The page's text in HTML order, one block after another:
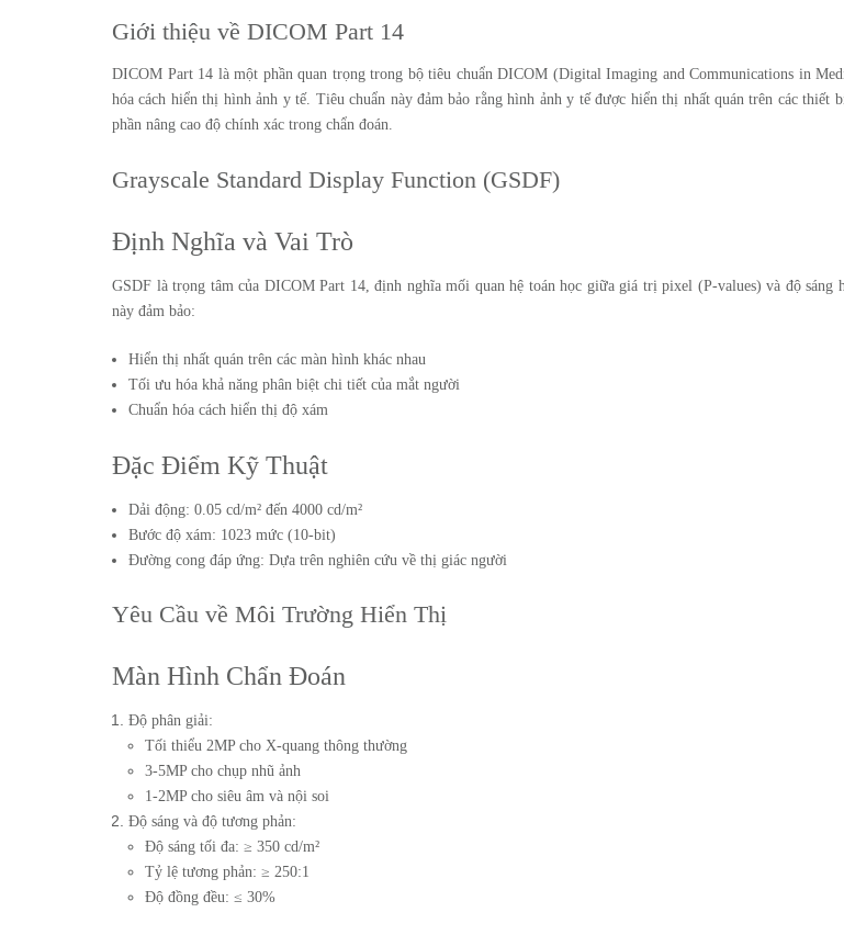
Giới thiệu về DICOM Part 14
DICOM Part 14 là một phần quan trọng trong bộ tiêu chuẩn DICOM (Digital Imaging and Communications in
hóa cách hiển thị hình ảnh y tế. Tiêu chuẩn này đảm bảo rằng hình ảnh y tế được hiển thị nhất quán trên các thiết
phần nâng cao độ chính xác trong chẩn đoán.
Grayscale Standard Display Function (GSDF)
Định Nghĩa và Vai Trò
GSDF là trọng tâm của DICOM Part 14, định nghĩa mối quan hệ toán học giữa giá trị pixel (P-values) và độ sáng
này đảm bảo:
Hiển thị nhất quán trên các màn hình khác nhau
Tối ưu hóa khả năng phân biệt chi tiết của mắt người
Chuẩn hóa cách hiển thị độ xám
Đặc Điểm Kỹ Thuật
Dải động: 0.05 cd/m² đến 4000 cd/m²
Bước độ xám: 1023 mức (10-bit)
Đường cong đáp ứng: Dựa trên nghiên cứu về thị giác người
Yêu Cầu về Môi Trường Hiển Thị
Màn Hình Chẩn Đoán
Độ phân giải:
Tối thiểu 2MP cho X-quang thông thường
3-5MP cho chụp nhũ ảnh
1-2MP cho siêu âm và nội soi
Độ sáng và độ tương phản:
Độ sáng tối đa: ≥ 350 cd/m²
Tỷ lệ tương phản: ≥ 250:1
Độ đồng đều: ≤ 30%